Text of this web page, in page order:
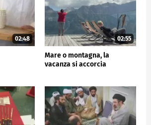
02:48 02:55
Mare o montagna, la
vacanza si accorcia